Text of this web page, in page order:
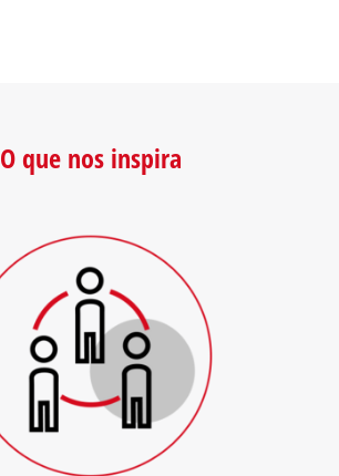
O que nos inspira